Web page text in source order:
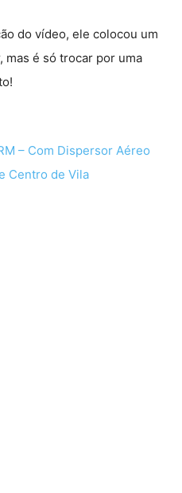
do vídeo, ele colocou um
mas é só trocar por uma
– Com Dispersor Aéreo
Centro de Vila